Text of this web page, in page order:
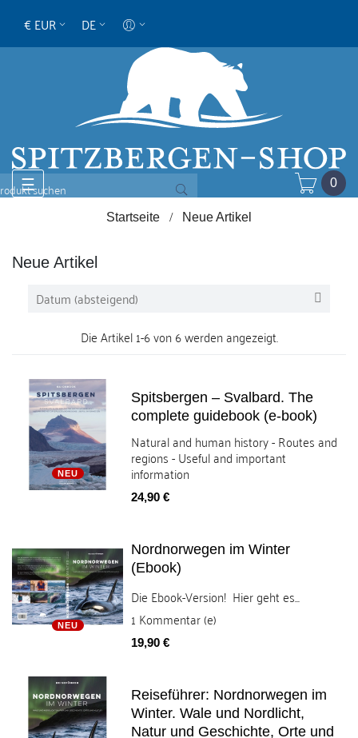
€ EUR DE
Umschalten
der
☰ 0
Startseite Neue Artikel
Neue Artikel
Datum (absteigend) 
Die Artikel 1-6 von 6 werden angezeigt.
NEU
Spitsbergen – Svalbard. The
complete guidebook (e-book)
Natural and human history - Routes and
regions - Useful and important
information
Preis
24,90 €
NEU
Nordnorwegen im Winter
(Ebook)
Die Ebook-Version! Hier geht es...
1 Kommentar (e)
Preis
19,90 €
Reiseführer: Nordnorwegen im
Winter. Wale und Nordlicht,
Natur und Geschichte, Orte und